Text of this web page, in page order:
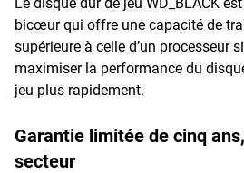
bicœur qui offre une capacité de
supérieure à celle d’un processeur
maximiser la performance du
jeu plus rapidement.
Garantie limitée de cinq
secteur